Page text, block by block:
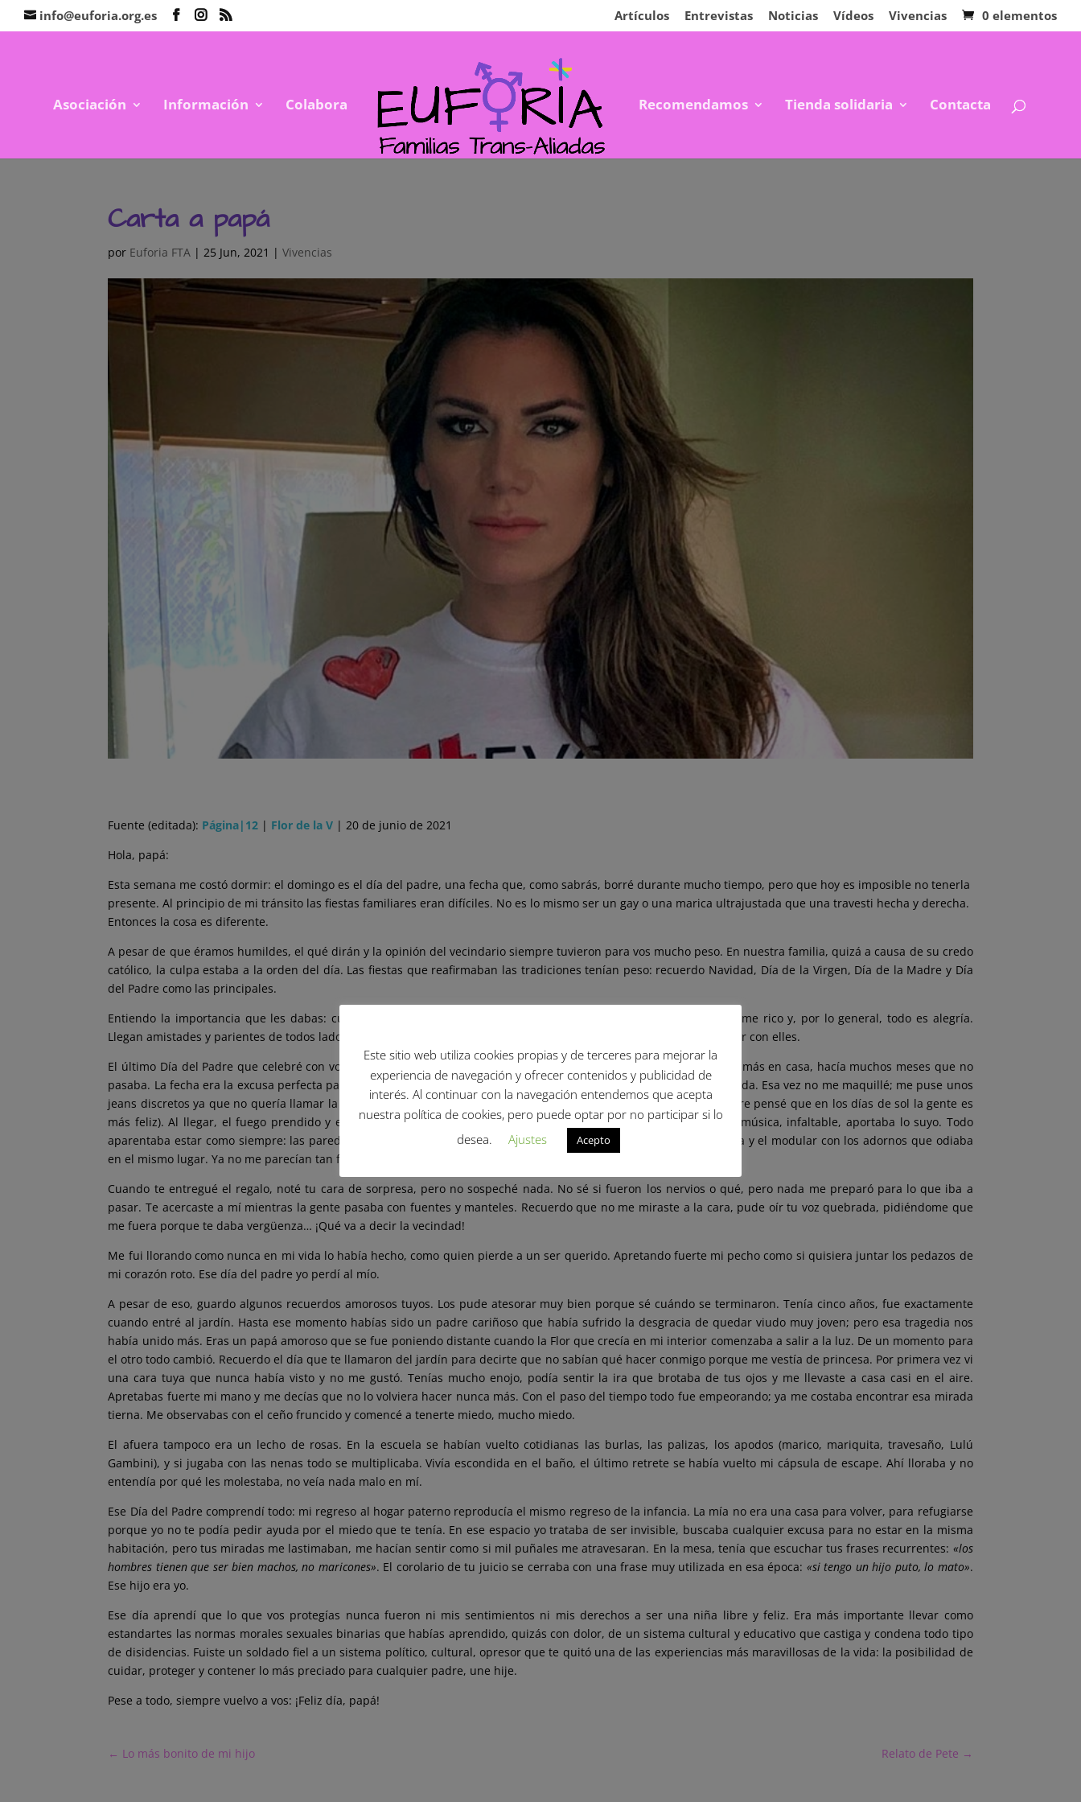
info@euforia.org.es Artículos Entrevistas Noticias Vídeos Vivencias 0 elementos
Asociación Información Colabora Recomendamos Tienda solidaria Contacta
Carta a papá
por Euforia FTA |25 Jun, 2021 |Vivencias
Fuente (editada): Página|12 | Flor de la V | 20 de junio de 2021
Hola, papá:
Esta semana me costó dormir: el domingo es el día del padre, una fecha que, como sabrás, borré durante mucho tiempo, pero que hoy es imposible no tenerla
presente. Al principio de mi tránsito las fiestas familiares eran difíciles. No es lo mismo ser un gay o una marica ultrajustada que una travesti hecha y derecha.
Entonces la cosa es diferente.
A pesar de que éramos humildes, el qué dirán y la opinión del vecindario siempre tuvieron para vos mucho peso. En nuestra familia, quizá a causa de su credo
católico, la culpa estaba a la orden del día. Las fiestas que reafirmaban las tradiciones tenían peso: recuerdo Navidad, Día de la Virgen, Día de la Madre y Día
del Padre como las principales.
Entiendo la importancia que les dabas: cuando la pobreza interpela estas fechas se valoran mucho porque se come rico y, por lo general, todo es alegría.
Llegan amistades y parientes de todos lados, primes que ves solo en esos momentos. Era lo que más disfrutaba: estar con elles.
El último Día del Padre que celebré con vos —cómo olvidarlo— fue hace muchos años. Yo ya era Florencia, no vivía más en casa, hacía muchos meses que no
pasaba. La fecha era la excusa perfecta para volver. Te compré un par de zapatillas con una platita que tenía ahorrada. Esa vez no me maquillé; me puse unos
jeans discretos ya que no quería llamar la atención. El día estaba divino y había un sol que gritaba felicidad (siempre pensé que en los días de sol la gente es
más feliz). Al llegar, el fuego prendido y el olor a carne a la parrilla me ubicaron en ese clima de celebración; la música, infaltable, aportaba lo suyo. Todo
aparentaba estar como siempre: las paredes verdes desgastadas con el paso del tiempo, los cuadros de mi infancia y el modular con los adornos que odiaba
en el mismo lugar. Ya no me parecían tan feos, me gustaba volver a sentirme en casa.
Cuando te entregué el regalo, noté tu cara de sorpresa, pero no sospeché nada. No sé si fueron los nervios o qué, pero nada me preparó para lo que iba a
pasar. Te acercaste a mí mientras la gente pasaba con fuentes y manteles. Recuerdo que no me miraste a la cara, pude oír tu voz quebrada, pidiéndome que
me fuera porque te daba vergüenza… ¡Qué va a decir la vecindad!
Me fui llorando como nunca en mi vida lo había hecho, como quien pierde a un ser querido. Apretando fuerte mi pecho como si quisiera juntar los pedazos de
mi corazón roto. Ese día del padre yo perdí al mío.
A pesar de eso, guardo algunos recuerdos amorosos tuyos. Los pude atesorar muy bien porque sé cuándo se terminaron. Tenía cinco años, fue exactamente
cuando entré al jardín. Hasta ese momento habías sido un padre cariñoso que había sufrido la desgracia de quedar viudo muy joven; pero esa tragedia nos
había unido más. Eras un papá amoroso que se fue poniendo distante cuando la Flor que crecía en mi interior comenzaba a salir a la luz. De un momento para
el otro todo cambió. Recuerdo el día que te llamaron del jardín para decirte que no sabían qué hacer conmigo porque me vestía de princesa. Por primera vez vi
una cara tuya que nunca había visto y no me gustó. Tenías mucho enojo, podía sentir la ira que brotaba de tus ojos y me llevaste a casa casi en el aire.
Apretabas fuerte mi mano y me decías que no lo volviera hacer nunca más. Con el paso del tiempo todo fue empeorando; ya me costaba encontrar esa mirada
tierna. Me observabas con el ceño fruncido y comencé a tenerte miedo, mucho miedo.
El afuera tampoco era un lecho de rosas. En la escuela se habían vuelto cotidianas las burlas, las palizas, los apodos (marico, mariquita, travesaño, Lulú
Gambini), y si jugaba con las nenas todo se multiplicaba. Vivía escondida en el baño, el último retrete se había vuelto mi cápsula de escape. Ahí lloraba y no
entendía por qué les molestaba, no veía nada malo en mí.
Ese Día del Padre comprendí todo: mi regreso al hogar paterno reproducía el mismo regreso de la infancia. La mía no era una casa para volver, para refugiarse
porque yo no te podía pedir ayuda por el miedo que te tenía. En ese espacio yo trataba de ser invisible, buscaba cualquier excusa para no estar en la misma
habitación, pero tus miradas me lastimaban, me hacían sentir como si mil puñales me atravesaran. En la mesa, tenía que escuchar tus frases recurrentes: «los
hombres tienen que ser bien machos, no maricones». El corolario de tu juicio se cerraba con una frase muy utilizada en esa época: «si tengo un hijo puto, lo mato».
Ese hijo era yo.
Ese día aprendí que lo que vos protegías nunca fueron ni mis sentimientos ni mis derechos a ser una niña libre y feliz. Era más importante llevar como
estandartes las normas morales sexuales binarias que habías aprendido, quizás con dolor, de un sistema cultural y educativo que castiga y condena todo tipo
de disidencias. Fuiste un soldado fiel a un sistema político, cultural, opresor que te quitó una de las experiencias más maravillosas de la vida: la posibilidad de
cuidar, proteger y contener lo más preciado para cualquier padre, une hije.
Pese a todo, siempre vuelvo a vos: ¡Feliz día, papá!
← Lo más bonito de mi hijo Relato de Pete →
Este sitio web utiliza cookies propias y de terceres para mejorar la
experiencia de navegación y ofrecer contenidos y publicidad de
interés. Al continuar con la navegación entendemos que acepta
nuestra política de cookies, pero puede optar por no participar si lo
desea.
Ajustes Acepto